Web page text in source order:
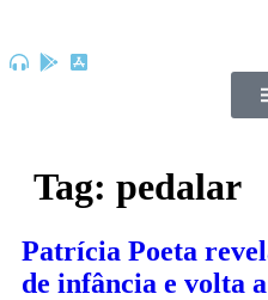
Tag: pedalar
Patrícia Poeta
de infância e volta